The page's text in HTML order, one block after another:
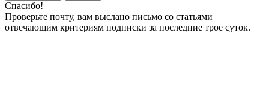
Спасибо!
Проверьте почту, вам выслано письмо со статьями
отвечающим критериям подписки за последние трое суток.